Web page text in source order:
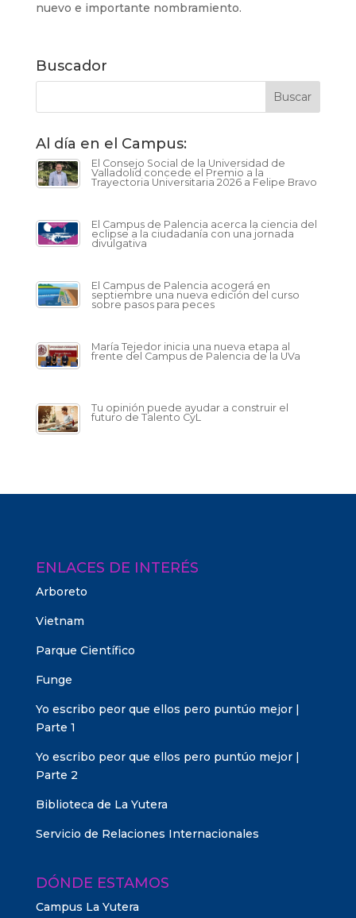
nuevo e importante nombramiento.
Buscador
Al día en el Campus:
El Consejo Social de la Universidad de
Valladolid concede el Premio a la
Trayectoria Universitaria 2026 a Felipe Bravo
El Campus de Palencia acerca la ciencia del
eclipse a la ciudadanía con una jornada
divulgativa
El Campus de Palencia acogerá en
septiembre una nueva edición del curso
sobre pasos para peces
María Tejedor inicia una nueva etapa al
frente del Campus de Palencia de la UVa
Tu opinión puede ayudar a construir el
futuro de Talento CyL
ENLACES DE INTERÉS
Arboreto
Vietnam
Parque Científico
Funge
Yo escribo peor que ellos pero puntúo mejor |
Parte 1
Yo escribo peor que ellos pero puntúo mejor |
Parte 2
Biblioteca de La Yutera
Servicio de Relaciones Internacionales
DÓNDE ESTAMOS
Campus La Yutera